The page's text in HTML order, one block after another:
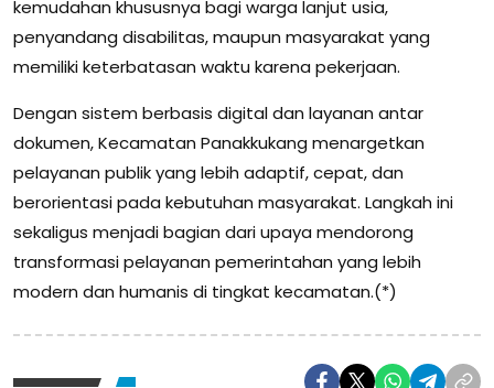
kemudahan khususnya bagi warga lanjut usia,
penyandang disabilitas, maupun masyarakat yang
memiliki keterbatasan waktu karena pekerjaan.
Dengan sistem berbasis digital dan layanan antar
dokumen, Kecamatan Panakkukang menargetkan
pelayanan publik yang lebih adaptif, cepat, dan
berorientasi pada kebutuhan masyarakat. Langkah ini
sekaligus menjadi bagian dari upaya mendorong
transformasi pelayanan pemerintahan yang lebih
modern dan humanis di tingkat kecamatan.(*)